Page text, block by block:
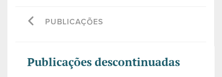
PUBLICAÇÕES
Publicações descontinuadas